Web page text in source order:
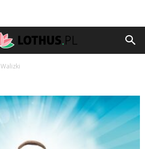
Walizki